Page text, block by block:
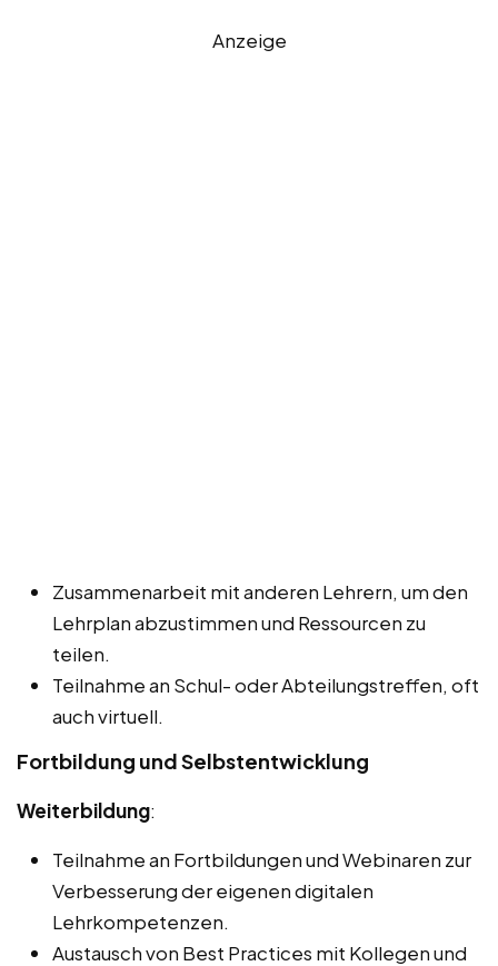
Anzeige
Zusammenarbeit mit anderen Lehrern, um den
Lehrplan abzustimmen und Ressourcen zu
teilen.
Teilnahme an Schul- oder Abteilungstreffen, oft
auch virtuell.
Fortbildung und Selbstentwicklung
Weiterbildung:
Teilnahme an Fortbildungen und Webinaren zur
Verbesserung der eigenen digitalen
Lehrkompetenzen.
Austausch von Best Practices mit Kollegen und